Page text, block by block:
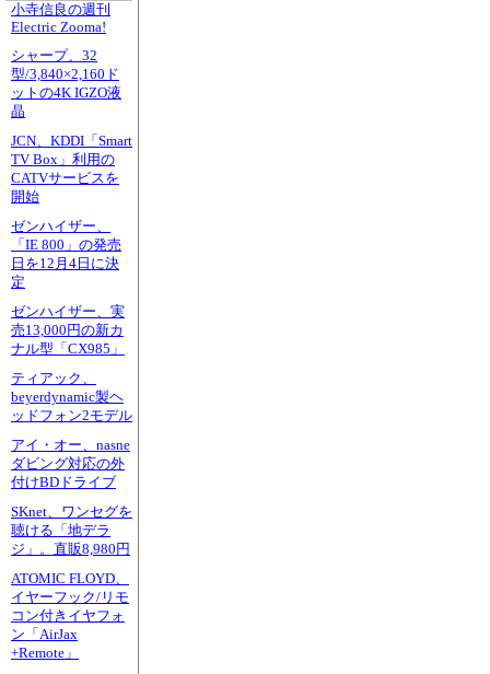
小寺信良の週刊
Electric Zooma!
シャープ、32
型/3,840×2,160ド
ットの4K IGZO液
晶
JCN、KDDI「Smart
TV Box」利用の
CATVサービスを
開始
ゼンハイザー、
「IE 800」の発売
日を12月4日に決
定
ゼンハイザー、実
売13,000円の新カ
ナル型「CX985」
ティアック、
beyerdynamic製ヘ
ッドフォン2モデル
アイ・オー、nasne
ダビング対応の外
付けBDドライブ
SKnet、ワンセグを
聴ける「地デラ
ジ」。直販8,980円
ATOMIC FLOYD、
イヤーフック/リモ
コン付きイヤフォ
ン「AirJax
+Remote」